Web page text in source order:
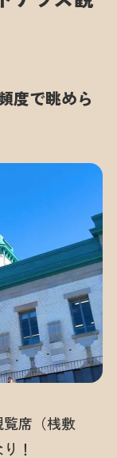
度で眺めら
席（桟敷
！